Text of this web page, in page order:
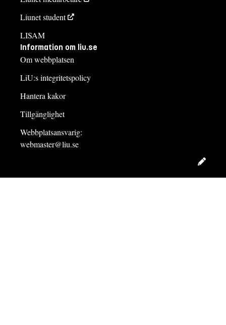
Liunet student
LISAM
Information om liu.se
Om webbplatsen
LiU:s integritetspolicy
Hantera kakor
Tillgänglighet
Webbplatsansvarig:
webmaster@liu.se